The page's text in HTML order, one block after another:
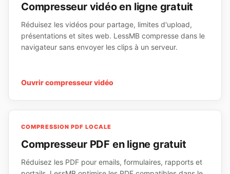
Compresseur vidéo en ligne gratuit
Réduisez les vidéos pour partage, limites d'upload,
présentations et sites web. LessMB compresse dans le
navigateur sans envoyer les clips à un serveur.
Ouvrircompresseur vidéo
COMPRESSION PDF LOCALE
Compresseur PDF en ligne gratuit
Réduisez les PDF pour emails, formulaires, rapports et